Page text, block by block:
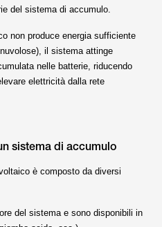
del sistema di accumulo.
non produce energia sufficiente
il sistema attinge
nelle batterie, riducendo
elettricità dalla rete
sistema di accumulo
è composto da diversi
del sistema e sono disponibili in